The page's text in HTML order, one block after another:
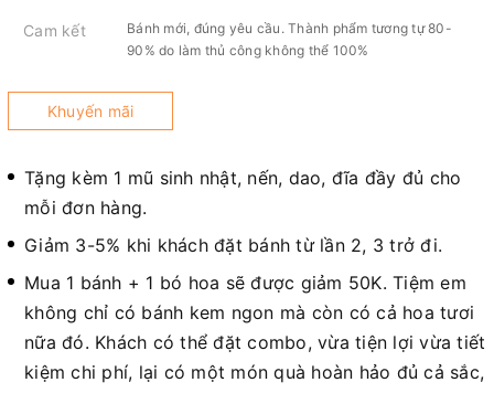
Cam kết
Bánh mới, đúng yêu cầu. Thành phẩm tương tự 80-
90% do làm thủ công không thể 100%
Khuyến mãi
Tặng kèm 1 mũ sinh nhật, nến, dao, đĩa đầy đủ cho
mỗi đơn hàng.
Giảm 3-5% khi khách đặt bánh từ lần 2, 3 trở đi.
Mua 1 bánh + 1 bó hoa sẽ được giảm 50K. Tiệm em
không chỉ có bánh kem ngon mà còn có cả hoa tươi
nữa đó. Khách có thể đặt combo, vừa tiện lợi vừa tiết
kiệm chi phí, lại có một món quà hoàn hảo đủ cả sắc,